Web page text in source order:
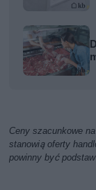
Ceny szacunkowe
stanowią oferty
powinny być